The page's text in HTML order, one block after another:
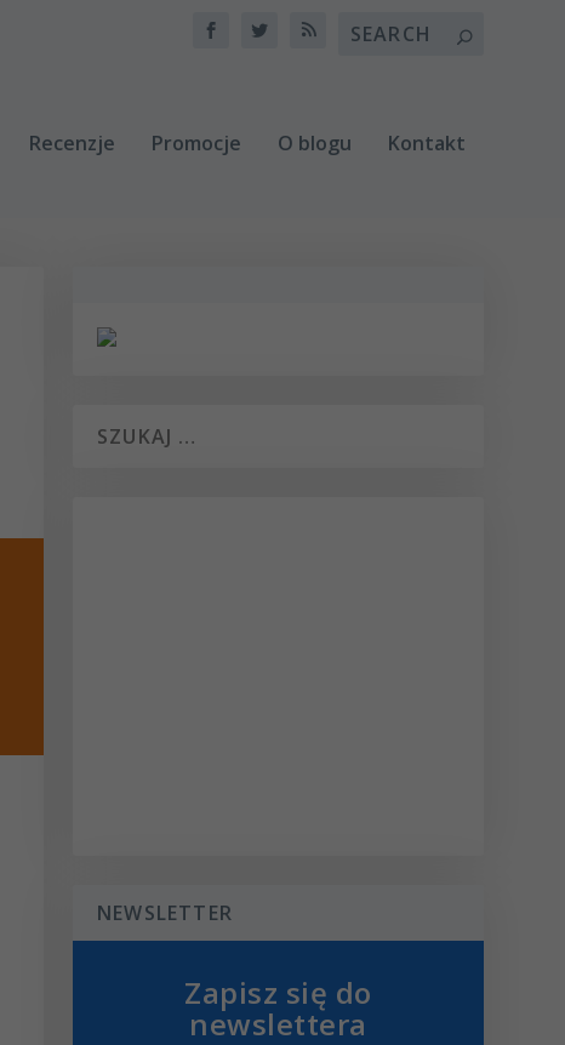
Recenzje Promocje O blogu Kontakt
NEWSLETTER
Zapisz się do
newslettera